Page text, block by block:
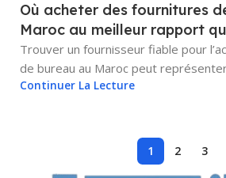
Où acheter des fournitures
Maroc au meilleur rapport
Trouver un fournisseur fiable pour
de bureau au Maroc peut
Continuer La Lecture
1 2 3